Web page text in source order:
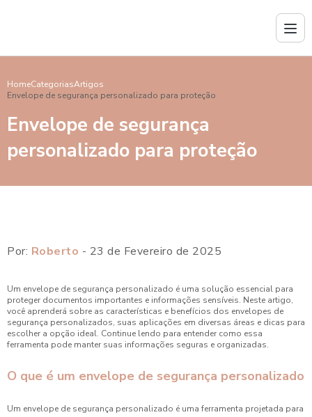
HomeCategoriasArtigos
Envelope de segurança personalizado para proteção
Envelope de segurança
personalizado para proteção
Por: Roberto - 23 de Fevereiro de 2025
Um envelope de segurança personalizado é uma solução essencial para
proteger documentos importantes e informações sensíveis. Neste artigo,
você aprenderá sobre as características e benefícios dos envelopes de
segurança personalizados, suas aplicações em diversas áreas e dicas para
escolher a opção ideal. Continue lendo para entender como essa
ferramenta pode manter suas informações seguras e organizadas.
O que é um envelope de segurança personalizado
Um envelope de segurança personalizado é uma ferramenta projetada para